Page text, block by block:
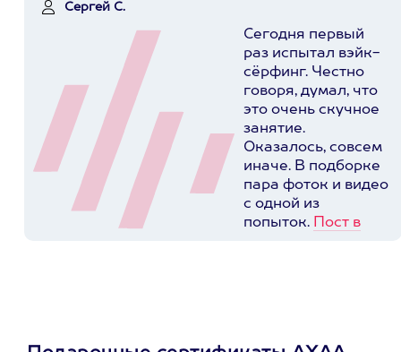
Сергей С.
Сегодня первый
раз испытал вэйк-
сёрфинг. Честно
говоря, думал, что
это очень скучное
занятие.
Оказалось, совсем
иначе. В подборке
пара фоток и видео
с одной из
попыток.
Пост в